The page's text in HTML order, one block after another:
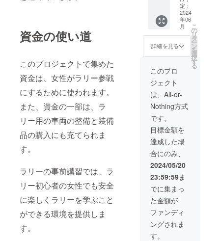
資金の使い道
このプロジェクトで集めた
資金は、女性がラリー参戦
にするために使われます。
また、資金の一部は、ラ
リー用の車両の整備と装備
品の購入にも充てられま
す。
ラリーの事前講習では、ラ
リー初心者の女性でも安全
に楽しくラリーを学ぶこと
ができる環境を提供しま
す。
後に
メール
にてご
連絡さ
せてい
ただき
ます
す。 ベ
テラン
コドラ
イバー
が同乗
してサ
ポート
します
※普通免
許AT限
定不可
「有効
期限
2024年
日時の
調整は
プロ
ジェク
ト終了
後に
メール
にてご
連絡さ
せてい
ただき
ます
定：
2024
年06
月
詳細を見る
こ
の
リ
タ
ー
ン
を
選
択
す
る
このプロ
ジェクト
は、All-or-
Nothing方式
です。
目標金額を
達成した場
合にのみ、
2024/05/20
23:59:59ま
でに集まっ
た金額が
ファンディ
ングされま
す。